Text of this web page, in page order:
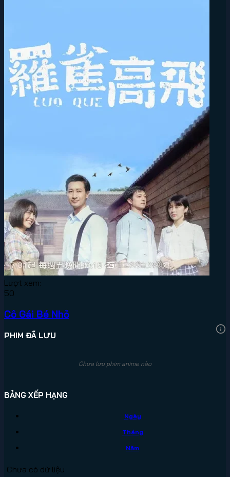
Lượt xem:
50
Cô Gái Bé Nhỏ
PHIM ĐÃ LƯU
Chưa lưu phim anime nào
BẢNG XẾP HẠNG
Ngày
Tháng
Năm
Chưa có dữ liệu